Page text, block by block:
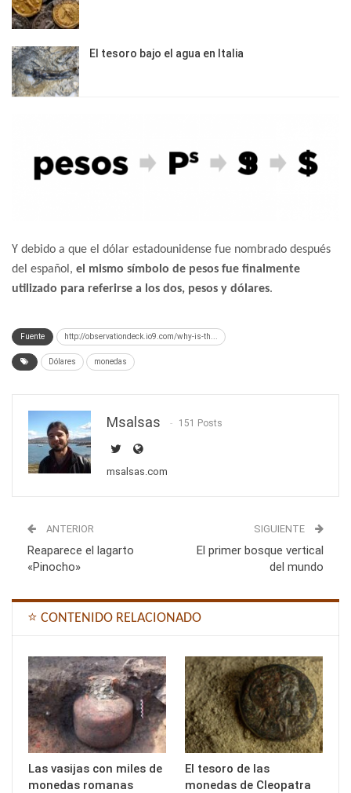
El tesoro bajo el agua en Italia
Y debido a que el dólar estadounidense fue nombrado después
del español, el mismo símbolo de pesos fue finalmente
utilizado para referirse a los dos, pesos y dólares.
Fuente http://observationdeck.io9.com/why-is-th...
Dólares monedas
Msalsas 151 Posts
msalsas.com
ANTERIOR
Reaparece el lagarto
«Pinocho»
SIGUIENTE
El primer bosque vertical
del mundo
⭐ CONTENIDO RELACIONADO
Las vasijas con miles de
monedas romanas
El tesoro de las
monedas de Cleopatra